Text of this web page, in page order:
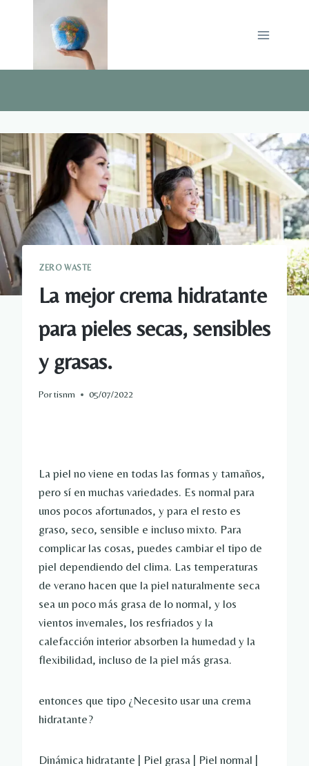
ZERO WASTE
La mejor crema hidratante
para pieles secas, sensibles
y grasas.
Portisnm 05/07/2022
La piel no viene en todas las formas y tamaños,
pero sí en muchas variedades. Es normal para
unos pocos afortunados, y para el resto es
graso, seco, sensible e incluso mixto. Para
complicar las cosas, puedes cambiar el tipo de
piel dependiendo del clima. Las temperaturas
de verano hacen que la piel naturalmente seca
sea un poco más grasa de lo normal, y los
vientos invernales, los resfriados y la
calefacción interior absorben la humedad y la
flexibilidad, incluso de la piel más grasa.
entonces que tipo ¿Necesito usar una crema
hidratante?
Dinámica hidratante | Piel grasa | Piel normal |